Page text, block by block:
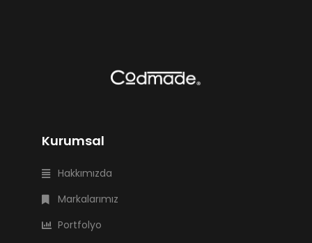
Kurumsal
Hakkımızda
Markalarımız
Portfolyo